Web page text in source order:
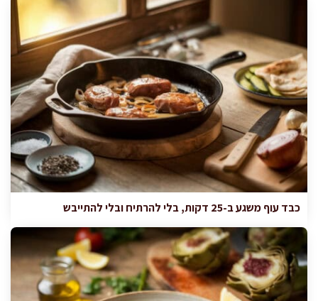
כבד עוף משגע ב-25 דקות, בלי להרתיח ובלי להתייבש